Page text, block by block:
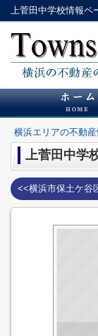
上菅田中学校情報ペ
横浜エリアの不動
上菅田中学
<<横浜市保土ケ谷